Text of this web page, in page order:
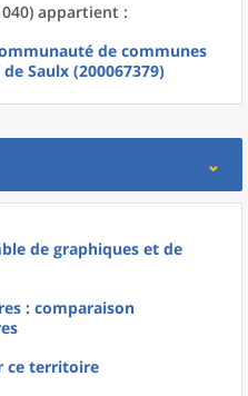
appartient :
de communes
Saulx (200067379)
de graphiques et de
: comparaison
ce territoire